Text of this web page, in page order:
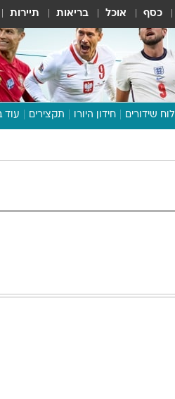
כסף אוכל בריאות תיירות
לוח שידורים חידון היורו תקצירים עוד